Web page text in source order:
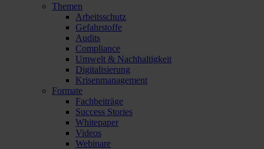
Themen
Arbeitsschutz
Gefahrstoffe
Audits
Compliance
Umwelt & Nachhaltigkeit
Digitalisierung
Krisenmanagement
Formate
Fachbeiträge
Success Stories
Whitepaper
Videos
Webinare